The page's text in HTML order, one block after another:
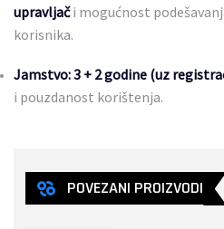
upravljači mogućnost
korisnika.
Jamstvo: 3 + 2 godine (uz
i pouzdanost korištenja.
POVEZANI PROIZVODI